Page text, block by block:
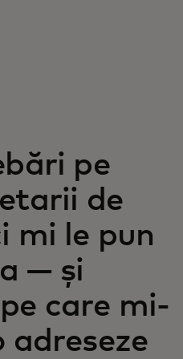
pe
de
mi le pun
— și
care mi-
adreseze